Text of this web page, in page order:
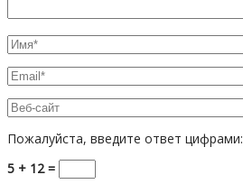
Пожалуйста, введите ответ цифрами:
5 + 12 =